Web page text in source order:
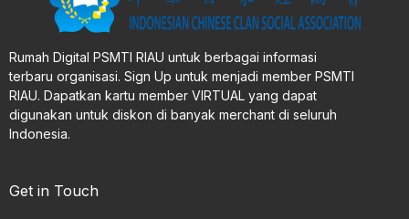
Rumah Digital PSMTI RIAU untuk berbagai informasi
terbaru organisasi. Sign Up untuk menjadi member PSMTI
RIAU. Dapatkan kartu member VIRTUAL yang dapat
digunakan untuk diskon di banyak merchant di seluruh
Indonesia.
Get in Touch